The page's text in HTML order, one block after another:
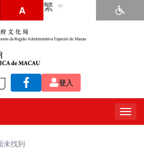
A 繁
登入
找到